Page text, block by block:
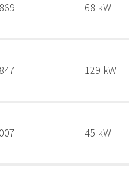
68 kW
129 kW
45 kW